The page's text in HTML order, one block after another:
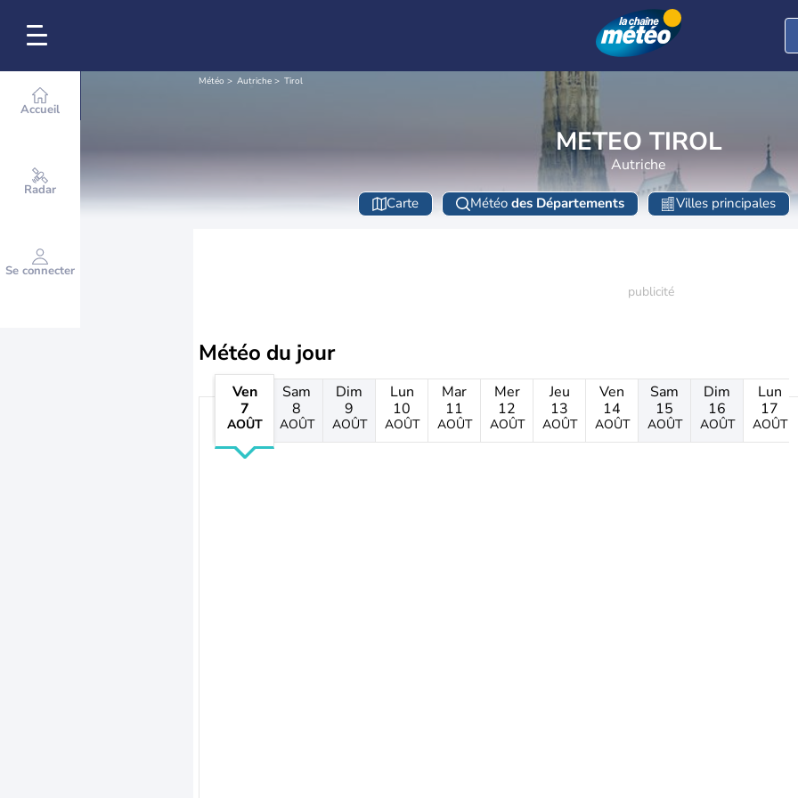
Accueil
Radar
Se connecter
Météo Autriche Tirol
METEO TIROL
Autriche
Carte Météo des Départements Villes principales
Météo du jour
Ven
7
AOÛT
Sam
8
AOÛT
Dim
9
AOÛT
Lun
10
AOÛT
Mar
11
AOÛT
Mer
12
AOÛT
Jeu
13
AOÛT
Ven
14
AOÛT
Sam
15
AOÛT
Dim
16
AOÛT
Lun
17
AOÛT